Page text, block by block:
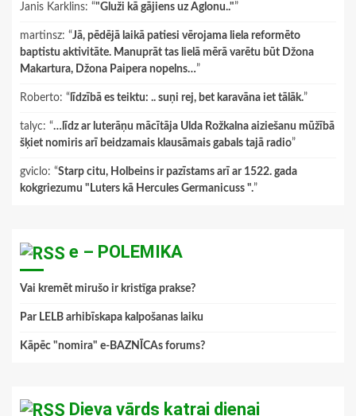
Janis Karklins: “"Gluži kā gājiens uz Aglonu.."”
martinsz: “Jā, pēdējā laikā patiesi vērojama liela reformēto
baptistu aktivitāte. Manuprāt tas lielā mērā varētu būt Džona
Makartura, Džona Paipera nopelns…”
Roberto: “ līdzībā es teiktu: .. suņi rej, bet karavāna iet tālāk.”
talyc: “…līdz ar luterāņu mācītāja Ulda Rožkalna aiziešanu mūžībā
šķiet nomiris arī beidzamais klausāmais gabals tajā radio”
gviclo: “Starp citu, Holbeins ir pazīstams arī ar 1522. gada
kokgriezumu "Luters kā Hercules Germanicuss ".”
e – POLEMIKA
Vai kremēt mirušo ir kristīga prakse?
Par LELB arhibīskapa kalpošanas laiku
Kāpēc "nomira" e-BAZNĪCAs forums?
Dieva vārds katrai dienai